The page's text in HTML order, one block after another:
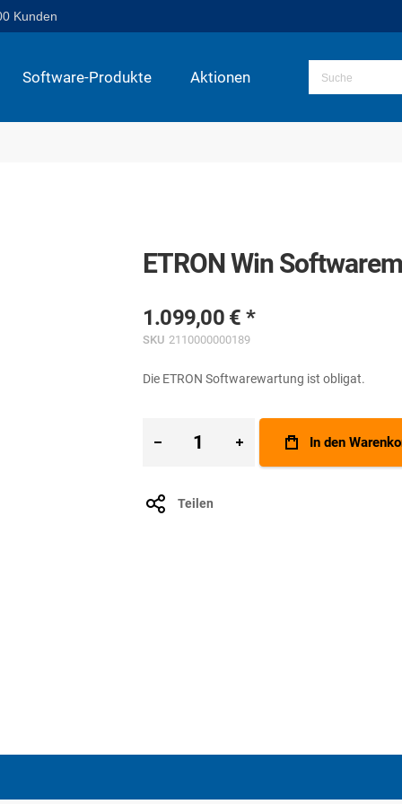
Kunden
Software-Produkte Aktionen
ETRON Win
1.099,00 €
SKU 2110000000189
Die ETRON Softwarewartung ist obligat.
In den
Teilen